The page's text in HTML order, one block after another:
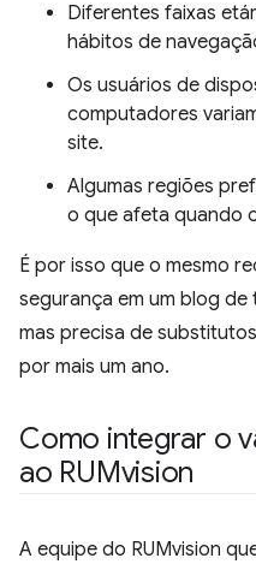
Diferentes faixas
hábitos de
Os usuários de
computadores
site.
Algumas regiões
o que afeta quando
É por isso que o mesmo
segurança em um blog
mas precisa de
por mais um ano.
Como integrar o
ao RUMvision
A equipe do RUMvision